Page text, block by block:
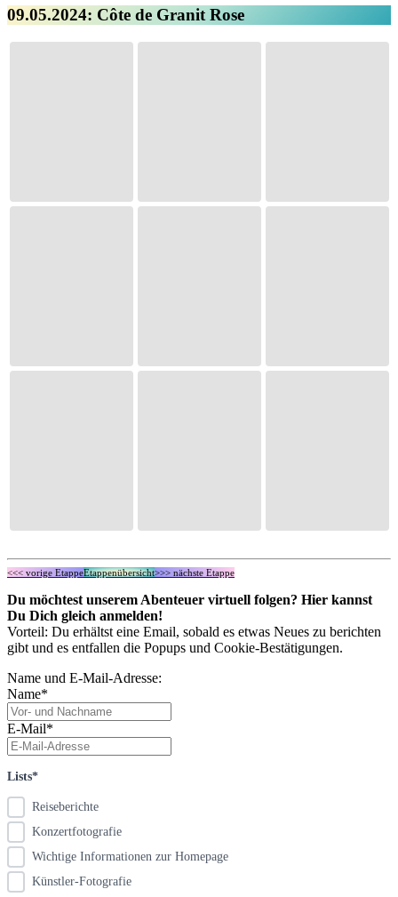
09.05.2024: Côte de Granit Rose
<<< vorige EtappeEtappenübersicht>>> nächste Etappe
Du möchtest unserem Abenteuer virtuell folgen? Hier kannst
Du Dich gleich anmelden!
Vorteil: Du erhältst eine Email, sobald es etwas Neues zu berichten
gibt und es entfallen die Popups und Cookie-Bestätigungen.
Name und E-Mail-Adresse:
Name*
E-Mail*
Lists*
Reiseberichte
Konzertfotografie
Wichtige Informationen zur Homepage
Künstler-Fotografie